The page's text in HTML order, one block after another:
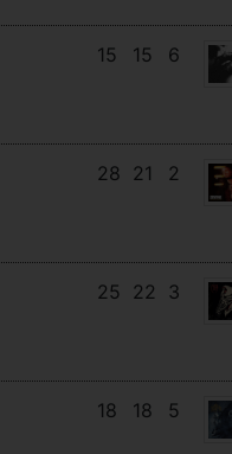
15 15 6
28 21 2
25 22 3
18 18 5